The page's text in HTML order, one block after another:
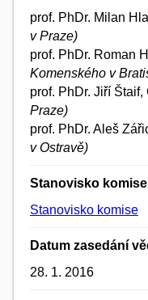
prof. PhDr. Milan
v Praze)
prof. PhDr. Roman
Komenského v
prof. PhDr. Jiří Štaif,
Praze)
prof. PhDr. Aleš
v Ostravě)
Stanovisko komise
Stanovisko komise
Datum zasedání
28. 1. 2016